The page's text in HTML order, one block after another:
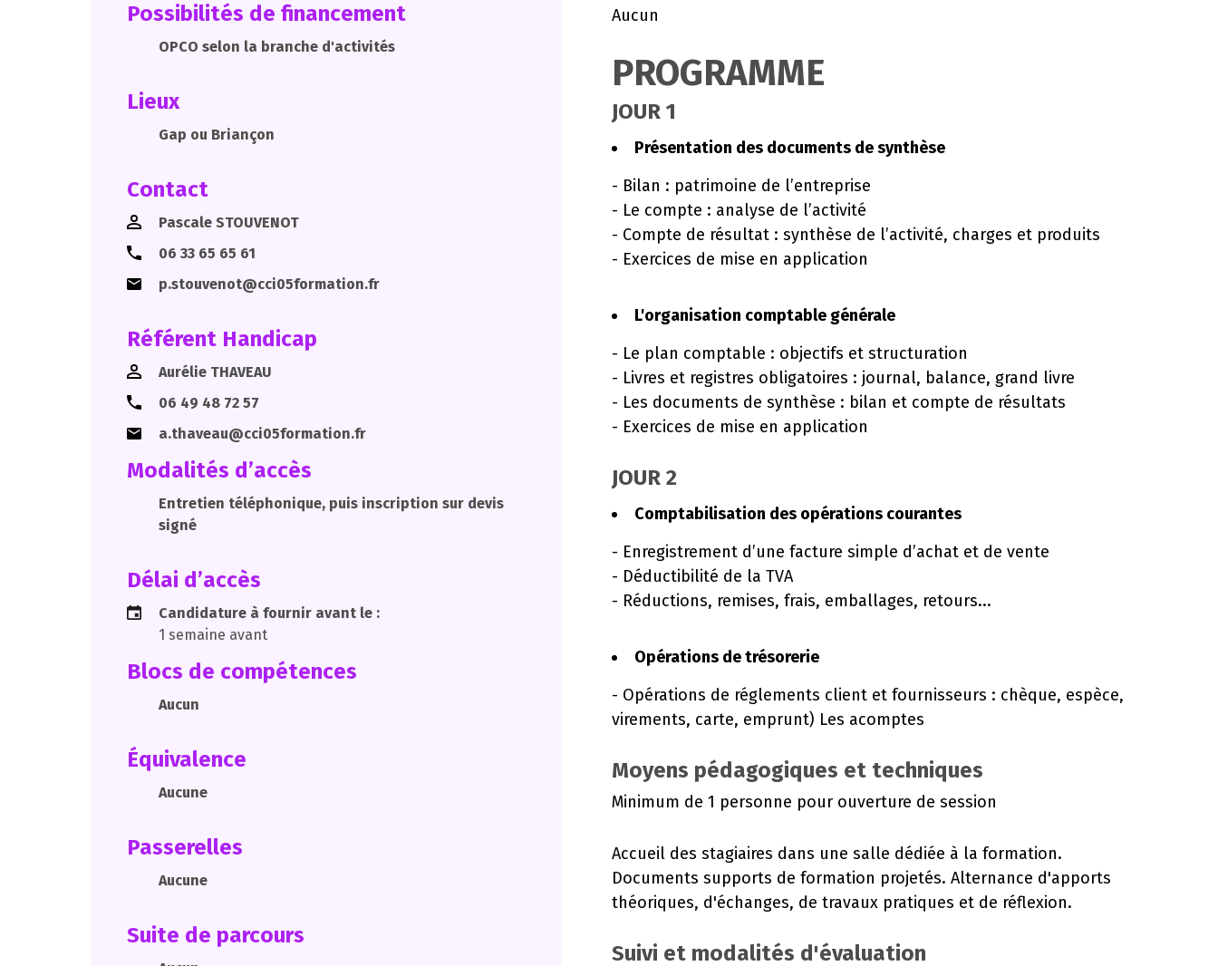
Possibilités de financement
OPCO selon la branche d'activités
Lieux
Gap ou Briançon
Contact
Pascale STOUVENOT
06 33 65 65 61
p.stouvenot@cci05formation.fr
Référent Handicap
Aurélie THAVEAU
06 49 48 72 57
a.thaveau@cci05formation.fr
Modalités d’accès
Entretien téléphonique, puis inscription sur devis
signé
Délai d’accès
Candidature à fournir avant le :
1 semaine avant
Blocs de compétences
Aucun
Équivalence
Aucune
Passerelles
Aucune
Suite de parcours
Aucun
PROGRAMME
JOUR 1
Présentation des documents de synthèse
- Bilan : patrimoine de l’entreprise
- Le compte : analyse de l’activité
- Compte de résultat : synthèse de l’activité, charges et produits
- Exercices de mise en application
L'organisation comptable générale
- Le plan comptable : objectifs et structuration
- Livres et registres obligatoires : journal, balance, grand livre
- Les documents de synthèse : bilan et compte de résultats
- Exercices de mise en application
JOUR 2
Comptabilisation des opérations courantes
- Enregistrement d’une facture simple d’achat et de vente
- Déductibilité de la TVA
- Réductions, remises, frais, emballages, retours...
Opérations de trésorerie
- Opérations de réglements client et fournisseurs : chèque, espèce,
virements, carte, emprunt) Les acomptes
Moyens pédagogiques et techniques
Minimum de 1 personne pour ouverture de session
Accueil des stagiaires dans une salle dédiée à la formation.
Documents supports de formation projetés. Alternance d'apports
théoriques, d'échanges, de travaux pratiques et de réflexion.
Suivi et modalités d'évaluation